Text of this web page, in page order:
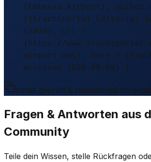
{Embessa Airport}, author
{{Frachtportal Editorial
{2026}, url =
{https://
airport-ems}, note =
accessed 2026-08-09} }
Inhalt geprüft & redaktionell
Fragen & Antworten aus
Community
Teile dein Wissen, stelle Rückfragen